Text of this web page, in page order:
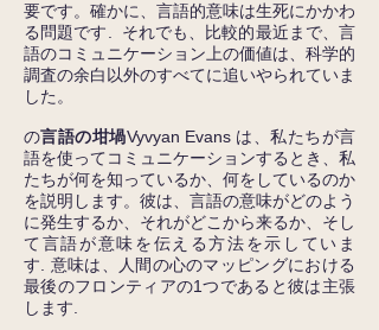
要です。確かに、言語的意味は生死にかかわ
る問題です. それでも、比較的最近まで、言
語のコミュニケーション上の価値は、科学的
調査の余白以外のすべてに追いやられていま
した。
の言語の坩堝Vyvyan Evans は、私たちが言
語を使ってコミュニケーションするとき、私
たちが何を知っているか、何をしているのか
を説明します。彼は、言語の意味がどのよう
に発生するか、それがどこから来るか、そし
て言語が意味を伝える方法を示していま
す. 意味は、人間の心のマッピングにおける
最後のフロンティアの1つであると彼は主張
します.